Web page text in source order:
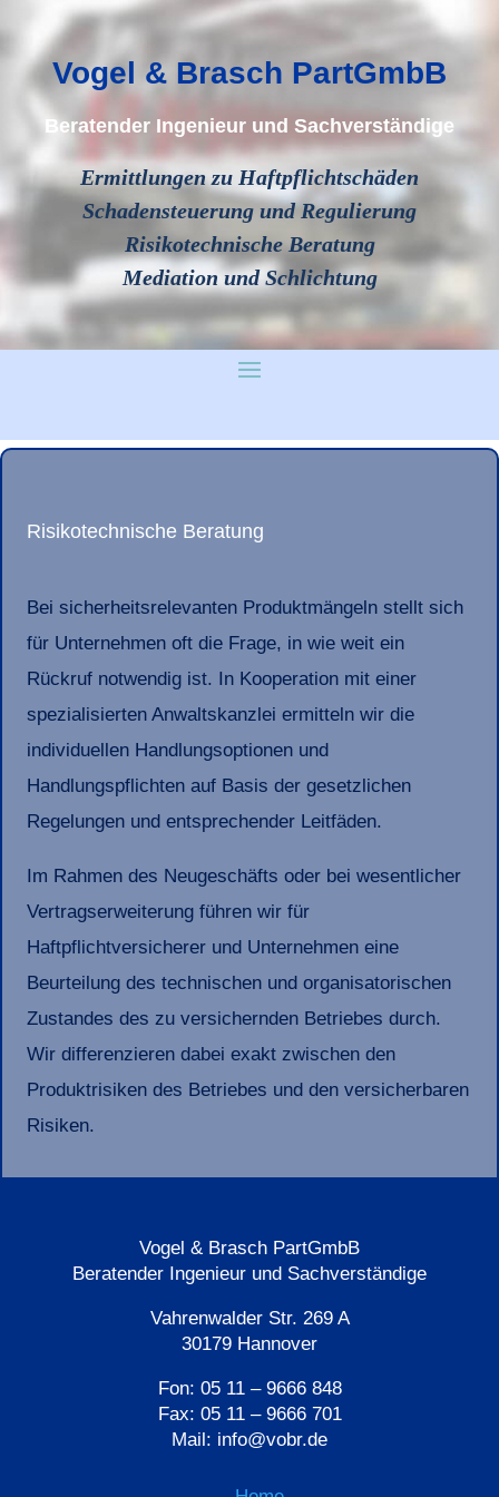
Vogel & Brasch PartGmbB
Beratender Ingenieur und Sachverständige
Ermittlungen zu Haftpflichtschäden
Schadensteuerung und Regulierung
Risikotechnische Beratung
Mediation und Schlichtung
Risikotechnische Beratung
Bei sicherheitsrelevanten Produktmängeln stellt sich
für Unternehmen oft die Frage, in wie weit ein
Rückruf notwendig ist. In Kooperation mit einer
spezialisierten Anwaltskanzlei ermitteln wir die
individuellen Handlungsoptionen und
Handlungspflichten auf Basis der gesetzlichen
Regelungen und entsprechender Leitfäden.
Im Rahmen des Neugeschäfts oder bei wesentlicher
Vertragserweiterung führen wir für
Haftpflichtversicherer und Unternehmen eine
Beurteilung des technischen und organisatorischen
Zustandes des zu versichernden Betriebes durch.
Wir differenzieren dabei exakt zwischen den
Produktrisiken des Betriebes und den versicherbaren
Risiken.
Vogel & Brasch PartGmbB
Beratender Ingenieur und Sachverständige
Vahrenwalder Str. 269 A
30179 Hannover
Fon: 05 11 – 9666 848
Fax: 05 11 – 9666 701
Mail: info@vobr.de